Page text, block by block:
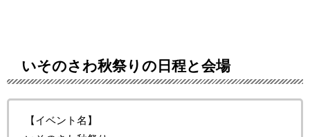
いそのさわ秋祭りの日程と会場
【イベント名】